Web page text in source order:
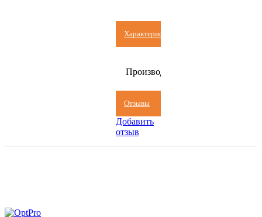
Характеристики
Производитель
Отзывы
Добавить
отзыв